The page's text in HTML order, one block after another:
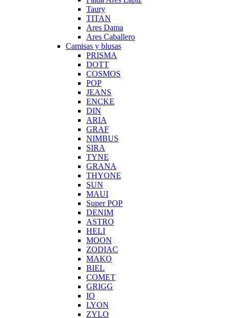
Taury
TITAN
Ares Dama
Ares Caballero
Camisas y blusas
PRISMA
DOTT
COSMOS
POP
JEANS
ENCKE
DIN
ARIA
GRAF
NIMBUS
SIRA
TYNE
GRANA
THYONE
SUN
MAUI
Super POP
DENIM
ASTRO
HELI
MOON
ZODIAC
MAKO
BIEL
COMET
GRIGG
IO
LYON
ZYLO